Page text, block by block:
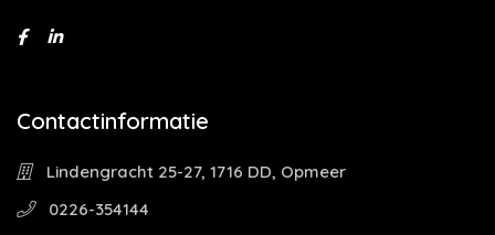
Contactinformatie
Lindengracht 25-27, 1716 DD, Opmeer
0226-354144